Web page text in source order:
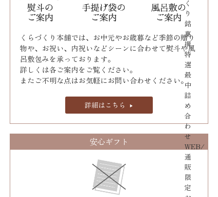
く
り
銘
菓
撰
特
選
最
中
詰
め
合
わ
せ
WEB/
通
販
限
定
くらづくり本舗では、お中元やお歳暮など季節の贈り
物や、お祝い、内祝いなどシーンに合わせて熨斗や風
呂敷包みを承っております｡
詳しくは各ご案内をご覧ください。
またご不明な点はお気軽にお問い合わせください。
詳細はこちら
安心ギフト